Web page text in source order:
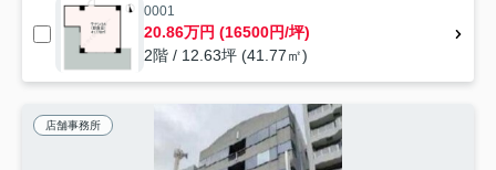
0001
20.86万円 (16500円/坪)
2階 / 12.63坪 (41.77㎡)
店舗事務所